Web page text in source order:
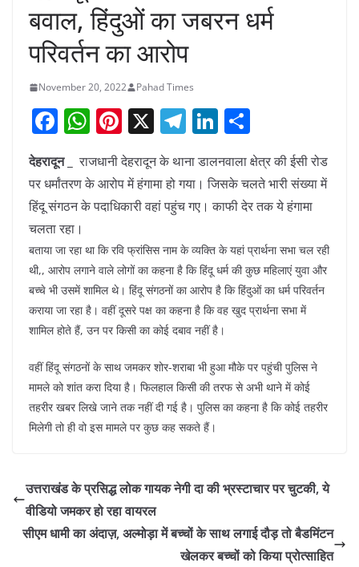
बवाल, हिंदुओं का जबरन धर्म
परिवर्तन का आरोप
November 20, 2022 Pahad Times
F
c
e
b
o
o
k
W
at
s
A
p
p
Pi
nt
er
e
X T
e
gr
a
m
Li
k
e
n
h
ar
e
देहरादून _राजधानी देहरादून के थाना डालनवाला क्षेत्र की ईसी रोड
पर धर्मांतरण के आरोप में हंगामा हो गया। जिसके चलते भारी संख्या में
हिंदू संगठन के पदाधिकारी वहां पहुंच गए। काफी देर तक ये हंगामा
चलता रहा।
बताया जा रहा था कि रवि फ्रांसिस नाम के व्यक्ति के यहां प्रार्थना सभा चल रही
थी,, आरोप लगाने वाले लोगों का कहना है कि हिंदू धर्म की कुछ महिलाएं युवा और
बच्चे भी उसमें शामिल थे। हिंदू संगठनों का आरोप है कि हिंदुओं का धर्म परिवर्तन
कराया जा रहा है। वहीं दूसरे पक्ष का कहना है कि वह खुद प्रार्थना सभा में
शामिल होते हैं, उन पर किसी का कोई दबाव नहीं है।
वहीं हिंदू संगठनों के साथ जमकर शोर-शराबा भी हुआ मौके पर पहुंची पुलिस ने
मामले को शांत करा दिया है। फिलहाल किसी की तरफ से अभी थाने में कोई
तहरीर खबर लिखे जाने तक नहीं दी गई है। पुलिस का कहना है कि कोई तहरीर
मिलेगी तो ही वो इस मामले पर कुछ कह सकते हैं।
उत्तराखंड के प्रसिद्ध लोक गायक नेगी दा की भ्रस्टाचार पर चुटकी, ये
वीडियो जमकर हो रहा वायरल
सीएम धामी का अंदाज़, अल्मोड़ा में बच्चों के साथ लगाई दौड़ तो बैडमिंटन
खेलकर बच्चों को किया प्रोत्साहित